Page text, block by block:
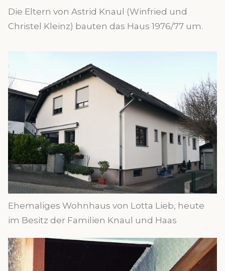
Die Eltern von Astrid Knaul (Winfried und
Christel Kleinz) bauten das Haus 1976/77 um.
Ehemaliges Wohnhaus von Lotta Lieb, heute
im Besitz der Familien Knaul und Haas